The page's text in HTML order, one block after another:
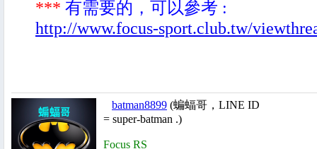
*** 有需要的，可以參考 :
http://www.focus-sport.club.tw/
batman8899 (蝙蝠哥，LINE ID
= super-batman .)
Focus RS